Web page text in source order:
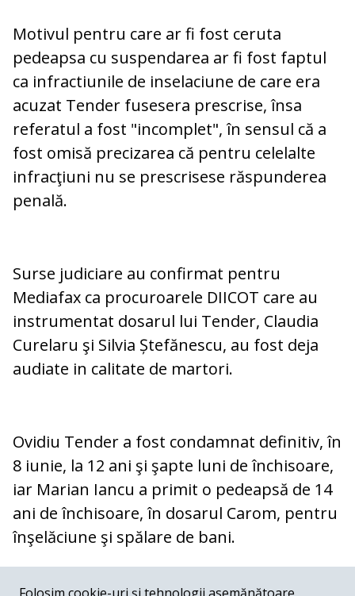
Motivul pentru care ar fi fost ceruta
pedeapsa cu suspendarea ar fi fost faptul
ca infractiunile de inselaciune de care era
acuzat Tender fusesera prescrise, însa
referatul a fost "incomplet", în sensul că a
fost omisă precizarea că pentru celelalte
infracţiuni nu se prescrisese răspunderea
penală.
Surse judiciare au confirmat pentru
Mediafax ca procuroarele DIICOT care au
instrumentat dosarul lui Tender, Claudia
Curelaru şi Silvia Ștefănescu, au fost deja
audiate in calitate de martori.
Ovidiu Tender a fost condamnat definitiv, în
8 iunie, la 12 ani şi şapte luni de închisoare,
iar Marian Iancu a primit o pedeapsă de 14
ani de închisoare, în dosarul Carom, pentru
înşelăciune şi spălare de bani.
COMENTARII